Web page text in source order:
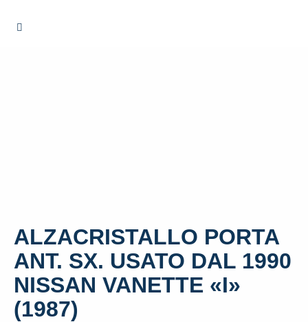
ALZACRISTALLO PORTA
ANT. SX. USATO DAL 1990
NISSAN VANETTE «I»
(1987)